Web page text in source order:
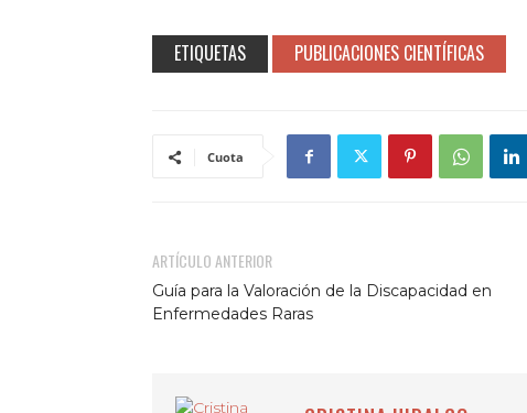
ETIQUETAS PUBLICACIONES CIENTÍFICAS
Cuota
ARTÍCULO ANTERIOR
Guía para la Valoración de la Discapacidad en
Enfermedades Raras